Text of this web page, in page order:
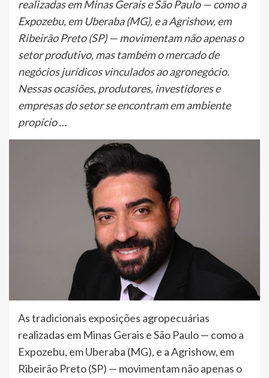
realizadas em Minas Gerais e São Paulo — como a
Expozebu, em Uberaba (MG), e a Agrishow, em
Ribeirão Preto (SP) — movimentam não apenas o
setor produtivo, mas também o mercado de
negócios jurídicos vinculados ao agronegócio.
Nessas ocasiões, produtores, investidores e
empresas do setor se encontram em ambiente
propício …
As tradicionais exposições agropecuárias
realizadas em Minas Gerais e São Paulo — como a
Expozebu, em Uberaba (MG), e a Agrishow, em
Ribeirão Preto (SP) — movimentam não apenas o